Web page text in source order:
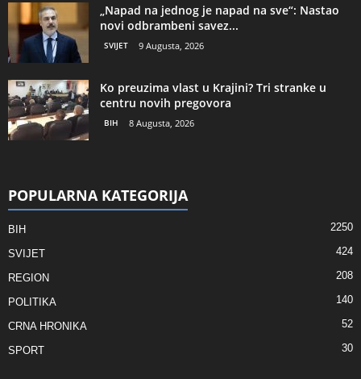
„Napad na jednog je napad na sve“: Nastao
novi odbrambeni savez...
SVIJET 9 Augusta, 2026
Ko preuzima vlast u Krajini? Tri stranke u
centru novih pregovora
BIH 8 Augusta, 2026
POPULARNA KATEGORIJA
BIH 2250
SVIJET 424
REGION 208
POLITIKA 140
CRNA HRONIKA 52
SPORT 30